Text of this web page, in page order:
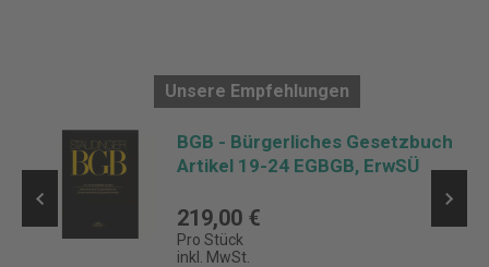
Unsere Empfehlungen
BGB - Bürgerliches Gesetzbuch
Artikel 19-24 EGBGB, ErwSÜ
219,00 €
Pro Stück
inkl. MwSt.